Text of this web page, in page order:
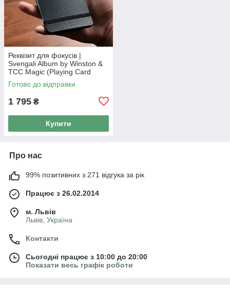
Реквізит для фокусів |
Svengali Album by Winston &
TCC Magic (Playing Card
Size)
Готово до відправки
1 795 ₴
Купити
Про нас
99% позитивних з 271 відгука за рік
Працює з 26.02.2014
м. Львів
Львів, Україна
Контакти
Сьогодні працює з 10:00 до 20:00
Показати весь графік роботи